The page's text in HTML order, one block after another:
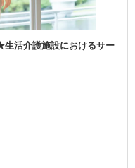
生活介護施設におけるサー